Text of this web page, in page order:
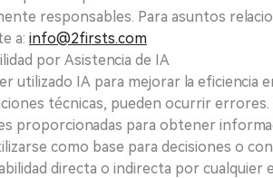
responsables. Para asuntos
a: info@2firsts.com
por Asistencia de IA
utilizado IA para mejorar la eficiencia
técnicas, pueden ocurrir
proporcionadas para obtener
como base para decisiones o
directa o indirecta por cualquier